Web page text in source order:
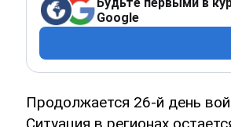
Google
Продолжается 26-й день